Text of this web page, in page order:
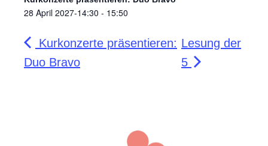
28 April 2027-14:30 - 15:50
Kurkonzerte präsentieren:
Duo Bravo
Lesung der
5